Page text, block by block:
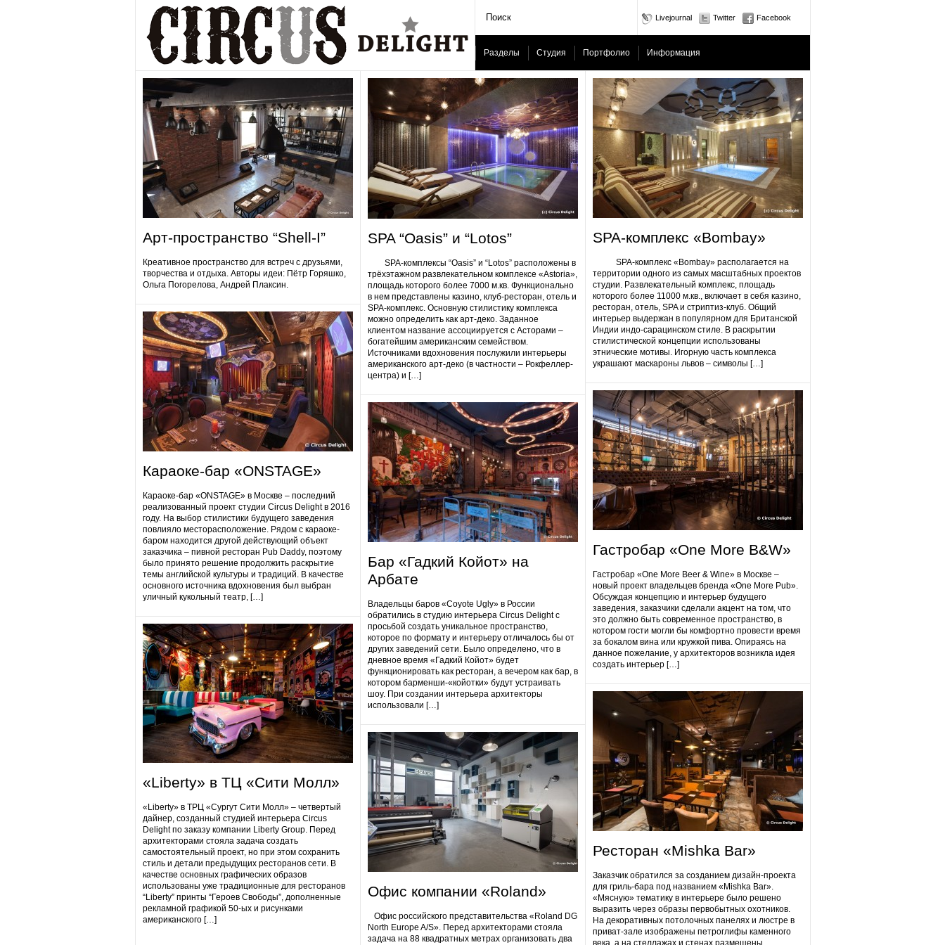
Livejournal Twitter Facebook
Разделы Студия Портфолио Информация
Арт-пространство “Shell-I”
Креативное пространство для встреч с друзьями,
творчества и отдыха. Авторы идеи: Пётр Горяшко,
Ольга Погорелова, Андрей Плаксин.
Караоке-бар «ONSTAGE»
Караоке-бар «ONSTAGE» в Москве – последний
реализованный проект студии Circus Delight в 2016
году. На выбор стилистики будущего заведения
повлияло месторасположение. Рядом с караоке-
баром находится другой действующий объект
заказчика – пивной ресторан Pub Daddy​, поэтому
было принято решение продолжить раскрытие
темы английской культуры и традиций. В качестве
основного источника вдохновения был выбран
уличный кукольный театр, […]
«Liberty» в ТЦ «Сити Молл»
«Liberty» в ТРЦ «Сургут Сити Молл» – четвертый
дайнер, созданный студией интерьера Circus
Delight по заказу компании Liberty Group. Перед
архитекторами стояла задача создать
самостоятельный проект, но при этом сохранить
стиль и детали предыдущих ресторанов сети. В
качестве основных графических образов
использованы уже традиционные для ресторанов
“Liberty” принты “Героев Свободы”, дополненные
рекламной графикой 50-ых и рисунками
американского […]
SPA “Oasis” и “Lotos”
SPA-комплексы “Oasis” и “Lotos” расположены в
трёхэтажном развлекательном комплексе «Astoria»,
площадь которого более 7000 м.кв. Функционально
в нем представлены казино, клуб-ресторан, отель и
SPA-комплекс. Основную стилистику комплекса
можно определить как арт-деко. Заданное
клиентом название ассоциируется с Асторами –
богатейшим американским семейством.
Источниками вдохновения послужили интерьеры
американского арт-деко (в частности – Рокфеллер-
центра) и […]
Бар «Гадкий Койот» на
Арбате
Владельцы баров «Coyote Ugly» в России
обратились в студию интерьера Circus Delight с
просьбой создать уникальное пространство,
которое по формату и интерьеру отличалось бы от
других заведений сети. Было определено, что в
дневное время «Гадкий Койот» будет
функционировать как ресторан, а вечером как бар, в
котором барменши-«койотки» будут устраивать
шоу. При создании интерьера архитекторы
использовали […]
Офис компании «Roland»
Офис российского представительства «Roland DG
North Europe A/S». Перед архитекторами стояла
задача на 88 квадратных метрах организовать два
SPA-комплекс «Bombay»
SPA-комплекс «Bombay» располагается на
территории одного из самых масштабных проектов
студии. Развлекательный комплекс, площадь
которого более 11000 м.кв., включает в себя казино,
ресторан, отель, SPA и стриптиз-клуб. Общий
интерьер выдержан в популярном для Британской
Индии индо-сарацинском стиле. В раскрытии
стилистической концепции использованы
этнические мотивы. Игорную часть комплекса
украшают маскароны львов – символы […]
Гастробap «One More B&W»
Гастробap «One More Beer & Wine» в Москве –
новый проект владельцев бренда «One More Pub».
Обсуждая концепцию и интерьер будущего
заведения, заказчики сделали акцент на том, что
это должно быть современное пространство, в
котором гости могли бы комфортно провести время
за бокалом вина или кружкой пива. Опираясь на
данное пожелание, у архитекторов возникла идея
создать интерьер […]
Ресторан «Mishka Bar»
Заказчик обратился за созданием дизайн-проекта
для гриль-бара под названием «Mishka Bar».
«Мясную» тематику в интерьере было решено
выразить через образы первобытных охотников.
На декоративных потолочных панелях и люстре в
приват-зале изображены петроглифы каменного
века, а на стеллажах и стенах размещены